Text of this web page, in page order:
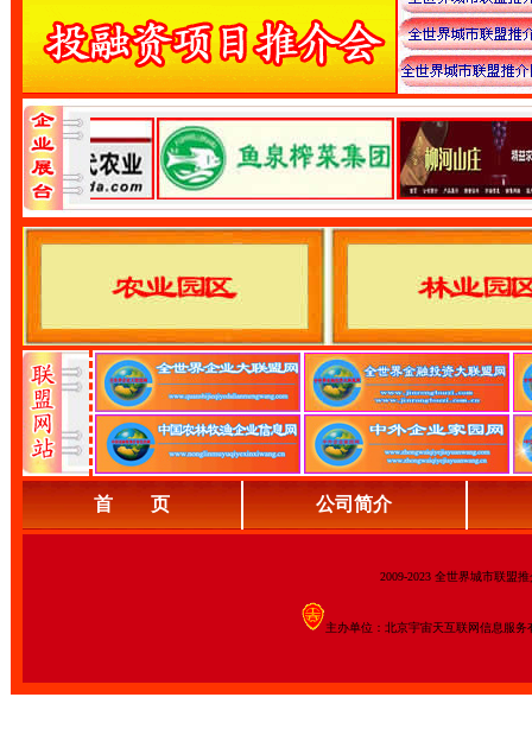
首 页 公司简介
2009-2023 全世界城市联盟
主办单位：北京宇宙天互联网信息服